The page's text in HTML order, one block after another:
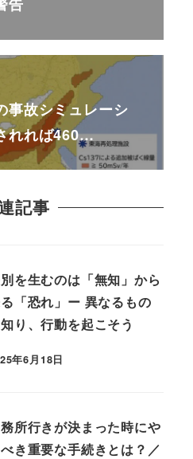
事故シミュレーシ
れれば460…
記事
を生むのは「無知」から
「恐れ」ー 異なるもの
り、行動を起こそう
年6月18日
所行きが決まった時にや
き重要な手続きとは？／